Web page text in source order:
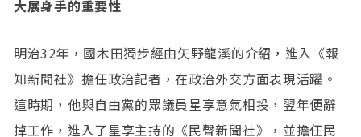
大展身手的重要性
明治32年，國木田獨步經由矢野龍溪的介紹，進入《報
知新聞社》擔任政治記者，在政治外交方面表現活躍。
這時期，他與自由黨的眾議員星享意氣相投，翌年便辭
掉工作，進入了星享主持的《民聲新聞社》，並擔任民